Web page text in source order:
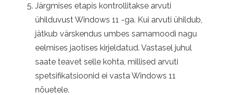
Järgmises etapis kontrollitakse arvuti
ühilduvust Windows 11 -ga. Kui arvuti ühildub,
jätkub värskendus umbes samamoodi nagu
eelmises jaotises kirjeldatud. Vastasel juhul
saate teavet selle kohta, millised arvuti
spetsifikatsioonid ei vasta Windows 11
nõuetele.